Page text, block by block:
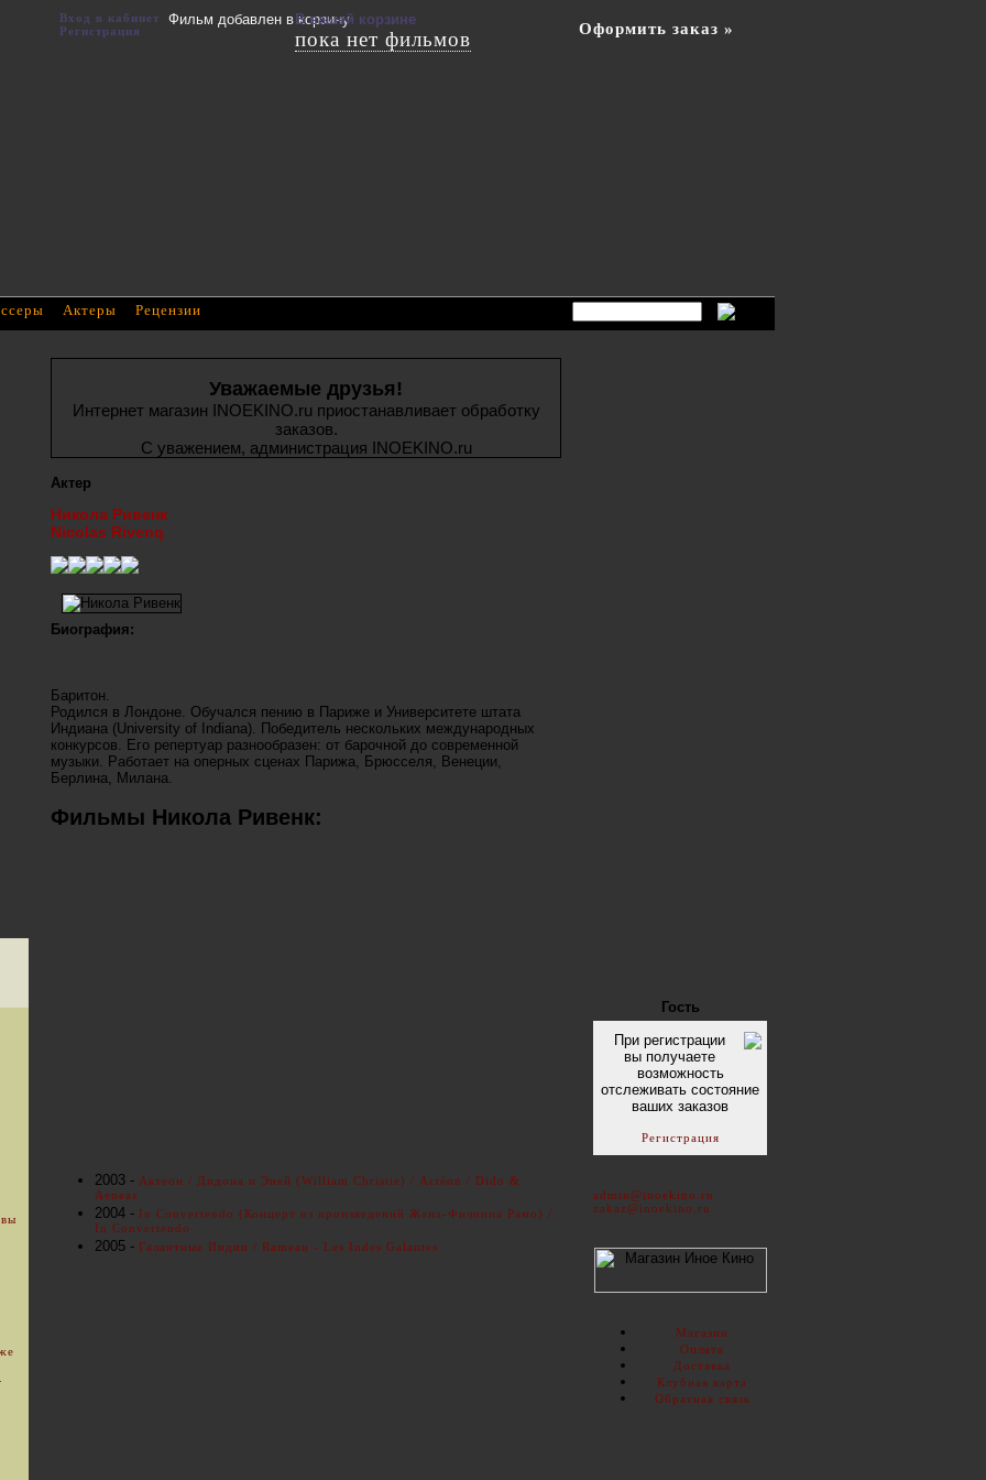
Уважаемые друзья!
Интернет магазин INOEKINO.ru приостанавливает обработку
заказов.
С уважением, администрация INOEKINO.ru
Актер
Никола Ривенк
Nicolas Rivenq
Биография:
Баритон.
Родился в Лондоне. Обучался пению в Париже и Университете штата
Индиана (University of Indiana). Победитель нескольких международных
конкурсов. Его репертуар разнообразен: от барочной до современной
музыки. Работает на оперных сценах Парижа, Брюсселя, Венеции,
Берлина, Милана.
Фильмы Никола Ривенк:
2003 - Актеон / Дидона и Эней (William Christie) / Actéon / Dido &
Aeneas
2004 - In Convertendo (Концерт из произведений Жана-Филиппа Рамо) /
In Convertendo
2005 - Галантные Индии / Rameau - Les Indes Galantes
Гость
При регистрации
вы получаете
возможность
отслеживать состояние
ваших заказов
Регистрация
admin@inoekino.ru
zakaz@inoekino.ru
Магазин
Оплата
Доставка
Клубная карта
Обратная связь
Актеры Рецензии
Фильм добавлен в корзину
Вход в кабинет
Регистрация
В вашей корзине
пока нет фильмов Оформить заказ »